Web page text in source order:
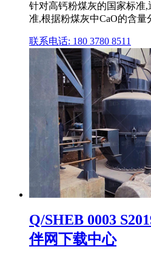
针对高钙粉煤灰的国家标准
准,根据粉煤灰中CaO的含量
联系电话: 180 3780 8511
Q/SHEB 0003
伴网下载中心